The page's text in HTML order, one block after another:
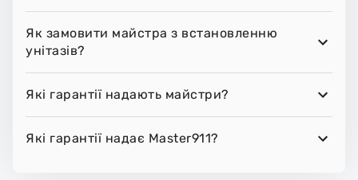
Як замовити майстра з встановленню
унітазів?
Які гарантії надають майстри?
Які гарантії надає Master911?